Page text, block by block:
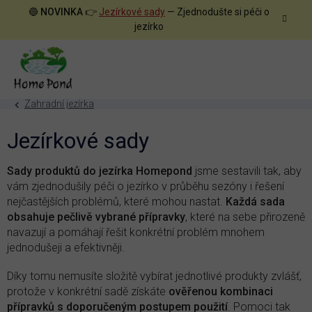
🔵 NOVINKA 👉 Jezírkové sady — Zjednodušte si péči o
jezírko
Zahradní jezírka
Jezírkové sady
Sady produktů do jezírka Homepond jsme sestavili tak, aby
vám zjednodušily péči o jezírko v průběhu sezóny i řešení
nejčastějších problémů, které mohou nastat. Každá sada
obsahuje pečlivě vybrané přípravky, které na sebe přirozeně
navazují a pomáhají řešit konkrétní problém mnohem
jednodušeji a efektivněji.
Díky tomu nemusíte složitě vybírat jednotlivé produkty zvlášť,
protože v konkrétní sadě získáte ověřenou kombinaci
přípravků s doporučeným postupem použití . Pomoci tak